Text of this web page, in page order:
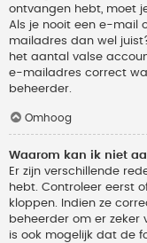
ontvangen hebt, moet
Als je nooit een e-mail
mailadres dan wel
het aantal valse
e-mailadres correct
beheerder.
Omhoog
Waarom kan ik niet
Er zijn verschillende
hebt. Controleer eerst
kloppen. Indien ze
beheerder om er zeker
is ook mogelijk dat de